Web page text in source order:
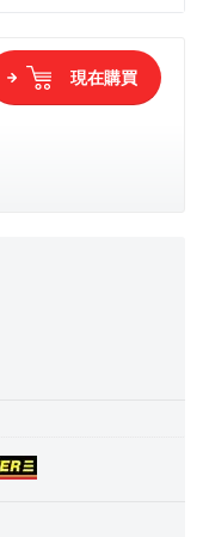
現在購買